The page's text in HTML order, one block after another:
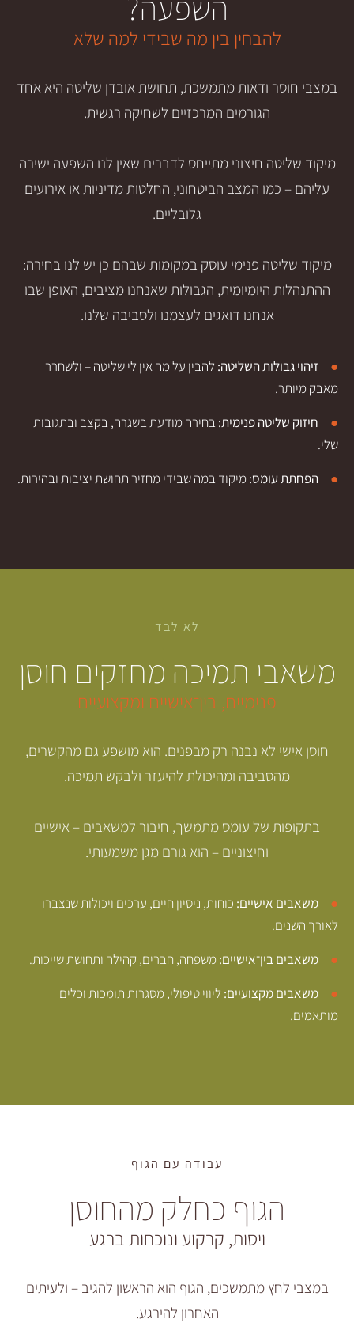
בין מה שבידי למה שלא
ודאות מתמשכת, תחושת אובדן שליטה היא אחד
הגורמים המרכזיים לשחיקה רגשית.
חיצוני מתייחס לדברים שאין לנו השפעה ישירה
המצב הביטחוני, החלטות מדיניות או אירועים
פנימי עוסק במקומות שבהם כן יש לנו בחירה:
הגבולות שאנחנו מציבים, האופן שבו
אנחנו דואגים לעצמנו ולסביבה שלנו.
השליטה:להבין על מה אין לי שליטה – ולשחרר
פנימית: בחירה מודעת בשגרה, בקצב ובתגובות
מיקוד במה שבידי מחזיר תחושת יציבות ובהירות.
תמיכה מחזקים חוסן
פנימיים, בין־אישיים ומקצועיים
לא נבנה רק מבפנים. הוא מושפע גם מהקשרים,
ומהיכולת להיעזר ולבקש תמיכה.
של עומס מתמשך, חיבור למשאבים – אישיים
וחיצוניים – הוא גורם מגן משמעותי.
כוחות, ניסיון חיים, ערכים ויכולות שנצברו
משפחה, חברים, קהילה ותחושת שייכות.
ליווי טיפולי, מסגרות תומכות וכלים
עבודה עם הגוף
כחלק מהחוסן
ויסות, קרקוע ונוכחות ברגע
מתמשכים, הגוף הוא הראשון להגיב – ולעיתים
האחרון להירגע.